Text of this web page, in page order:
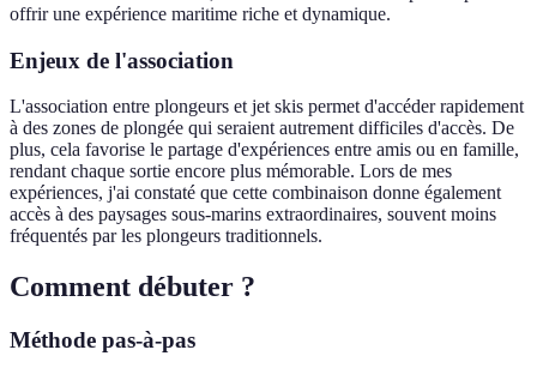
offrir une expérience maritime riche et dynamique.
Enjeux de l'association
L'association entre plongeurs et jet skis permet d'accéder rapidement
à des zones de plongée qui seraient autrement difficiles d'accès. De
plus, cela favorise le partage d'expériences entre amis ou en famille,
rendant chaque sortie encore plus mémorable. Lors de mes
expériences, j'ai constaté que cette combinaison donne également
accès à des paysages sous-marins extraordinaires, souvent moins
fréquentés par les plongeurs traditionnels.
Comment débuter ?
Méthode pas-à-pas